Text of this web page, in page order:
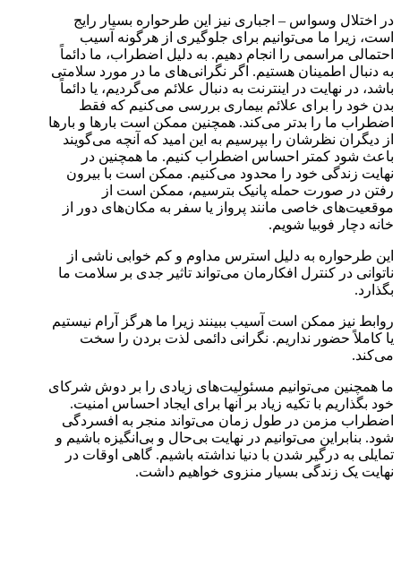
در اختلال وسواس – اجباری نیز این طرحواره بسیار رایج
است، زیرا ما می‌توانیم برای جلوگیری از هرگونه آسیب
احتمالی مراسمی را انجام دهیم. به دلیل اضطراب، ما دائماً
به دنبال اطمینان هستیم. اگر نگرانی‌های ما در مورد سلامتی
باشد، در نهایت در اینترنت به دنبال علائم می‌گردیم، یا دائماً
بدن خود را برای علائم بیماری بررسی می‌کنیم که فقط
اضطراب ما را بدتر می‌کند. همچنین ممکن است بارها و بارها
از دیگران نظرشان را بپرسیم به این امید که آنچه می‌گویند
باعث شود کمتر احساس اضطراب کنیم. ما همچنین در
نهایت زندگی خود را محدود می‌کنیم. ممکن است با بیرون
رفتن در صورت حمله پانیک بترسیم، ممکن است از
موقعیت‌های خاصی مانند پرواز یا سفر به مکان‌های دور از
خانه دچار فوبیا شویم.
این طرحواره به دلیل استرس مداوم و کم خوابی ناشی از
ناتوانی در کنترل افکارمان می‌تواند تاثیر جدی بر سلامت ما
بگذارد.
روابط نیز ممکن است آسیب ببینند زیرا ما هرگز آرام نیستیم
یا کاملاً حضور نداریم. نگرانی دائمی لذت بردن را سخت
می‌کند.
ما همچنین می‌توانیم مسئولیت‌های زیادی را بر دوش شرکای
خود بگذاریم با تکیه زیاد بر آنها برای ایجاد احساس امنیت.
اضطراب مزمن در طول زمان می‌تواند منجر به افسردگی
شود. بنابراین می‌توانیم در نهایت بی‌حال و بی‌انگیزه باشیم و
تمایلی به درگیر شدن با دنیا نداشته باشیم. گاهی اوقات در
نهایت یک زندگی بسیار منزوی خواهیم داشت.